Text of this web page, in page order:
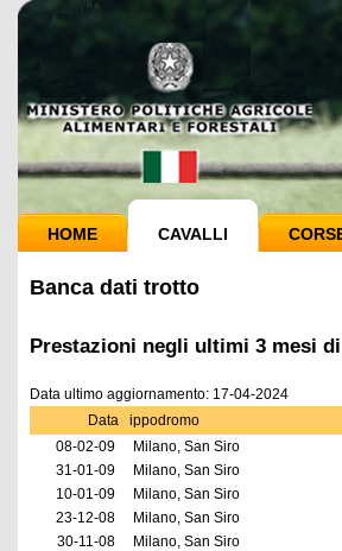
HOME CAVALLI
Banca dati trotto
Prestazioni negli ultimi 3 mesi
Data ultimo aggiornamento: 17-04-2024
Data
ippodromo
08-02-09
Milano, San Siro
31-01-09
Milano, San Siro
10-01-09
Milano, San Siro
23-12-08
Milano, San Siro
30-11-08
Milano, San Siro